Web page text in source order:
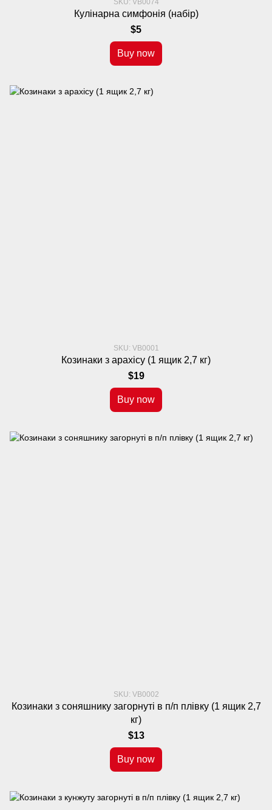
SKU: VB0074
Кулінарна симфонія (набір)
$5
Buy now
SKU: VB0001
Козинаки з арахісу (1 ящик 2,7 кг)
$19
Buy now
SKU: VB0002
Козинаки з соняшнику загорнуті в п/п плівку (1 ящик 2,7
кг)
$13
Buy now